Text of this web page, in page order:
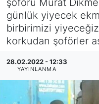
günlük yiyecek
birbirimizi
korkudan şoförler
28.02.2022 - 12:33
YAYINLANMA
SAĞLIK